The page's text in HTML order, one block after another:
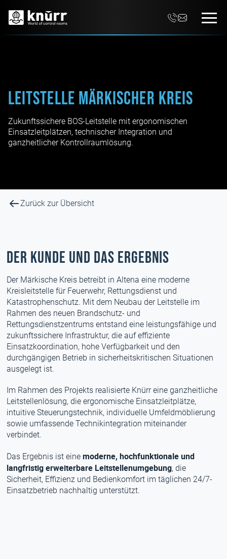
Leitstelle Märkischer Kreis
Zukunftssichere BOS-Leitstelle mit ergonomischen
Einsatzleitplätzen, technischer Integration und
ganzheitlicher Kontrollraumlösung.
Zurück zur Übersicht
Der Kunde und das Ergebnis
Der Märkische Kreis betreibt in Altena eine moderne
Kreisleitstelle für Feuerwehr, Rettungsdienst und
Katastrophenschutz. Mit dem Neubau der Leitstelle im
Rahmen des neuen Brandschutz- und
Rettungsdienstzentrums entstand eine leistungsfähige und
zukunftssichere Infrastruktur, die auf effiziente
Einsatzkoordination, hohe Verfügbarkeit und den
durchgängigen Betrieb in sicherheitskritischen Situationen
ausgelegt ist.
Im Rahmen des Projekts realisierte Knürr eine ganzheitliche
Leitstellenlösung, die ergonomische Einsatzleitplätze,
intuitive Steuerungstechnik, individuelle Umfeldmöblierung
sowie umfassende Technikintegration miteinander
verbindet.
Das Ergebnis ist einemoderne, hochfunktionale und
langfristig erweiterbare Leitstellenumgebung, die
Sicherheit, Effizienz und Bedienkomfort im täglichen 24/7-
Einsatzbetrieb nachhaltig unterstützt.